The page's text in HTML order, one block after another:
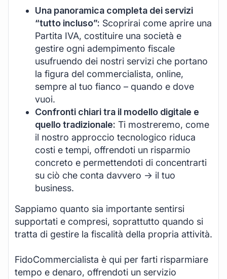
Una panoramica completa dei servizi
“tutto incluso”: Scoprirai come aprire una
Partita IVA, costituire una società e
gestire ogni adempimento fiscale
usufruendo dei nostri servizi che portano
la figura del commercialista, online,
sempre al tuo fianco – quando e dove
vuoi.
Confronti chiari tra il modello digitale e
quello tradizionale: Ti mostreremo, come
il nostro approccio tecnologico riduca
costi e tempi, offrendoti un risparmio
concreto e permettendoti di concentrarti
su ciò che conta davvero -> il tuo
business.
Sappiamo quanto sia importante sentirsi
supportati e compresi, soprattutto quando si
tratta di gestire la fiscalità della propria attività.
FidoCommercialista è qui per farti risparmiare
tempo e denaro, offrendoti un servizio